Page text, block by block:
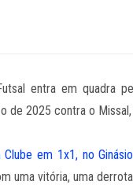
entra em quadra
2025 contra o Missal,
em 1x1, no
uma vitória, uma